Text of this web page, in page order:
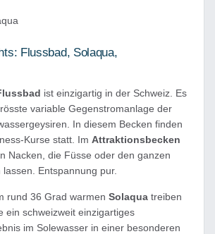
Flussbad, Solaqua,
ist einzigartig in der Schweiz. Es
variable Gegenstromanlage der
In diesem Becken finden
Kurse statt. Im Attraktionsbecken
Nacken, die Füsse oder den ganzen
Entspannung pur.
rund 36 Grad warmen Solaqua treiben
ein schweizweit einzigartiges
im Solewasser in einer besonderen